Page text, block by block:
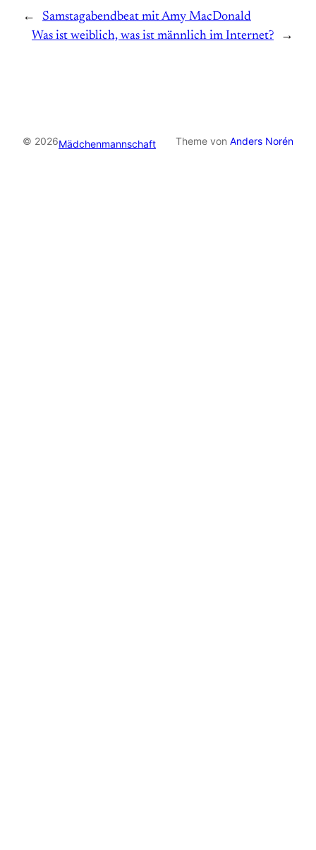
←
Samstagabendbeat mit Amy MacDonald
Was ist weiblich, was ist männlich im Internet?
→
© 2026Mädchenmannschaft Theme von Anders Norén